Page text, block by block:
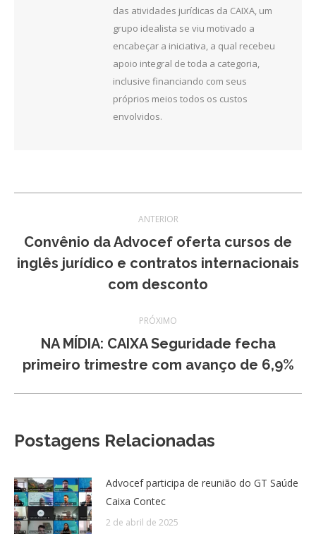
das atividades jurídicas da CAIXA, um
grupo idealista se viu motivado a
encabeçar a iniciativa, a qual recebeu
apoio integral de toda a categoria,
inclusive financiando com seus
próprios meios todos os custos
envolvidos.
de
post:
ANTERIOR
Post
anterior:
Convênio da Advocef oferta cursos de
inglês jurídico e contratos internacionais
com desconto
PRÓXIMO
Próximo
post:
NA MÍDIA: CAIXA Seguridade fecha
primeiro trimestre com avanço de 6,9%
Postagens Relacionadas
Advocef participa de reunião do GT Saúde
Caixa Contec
2 de abril de 2025